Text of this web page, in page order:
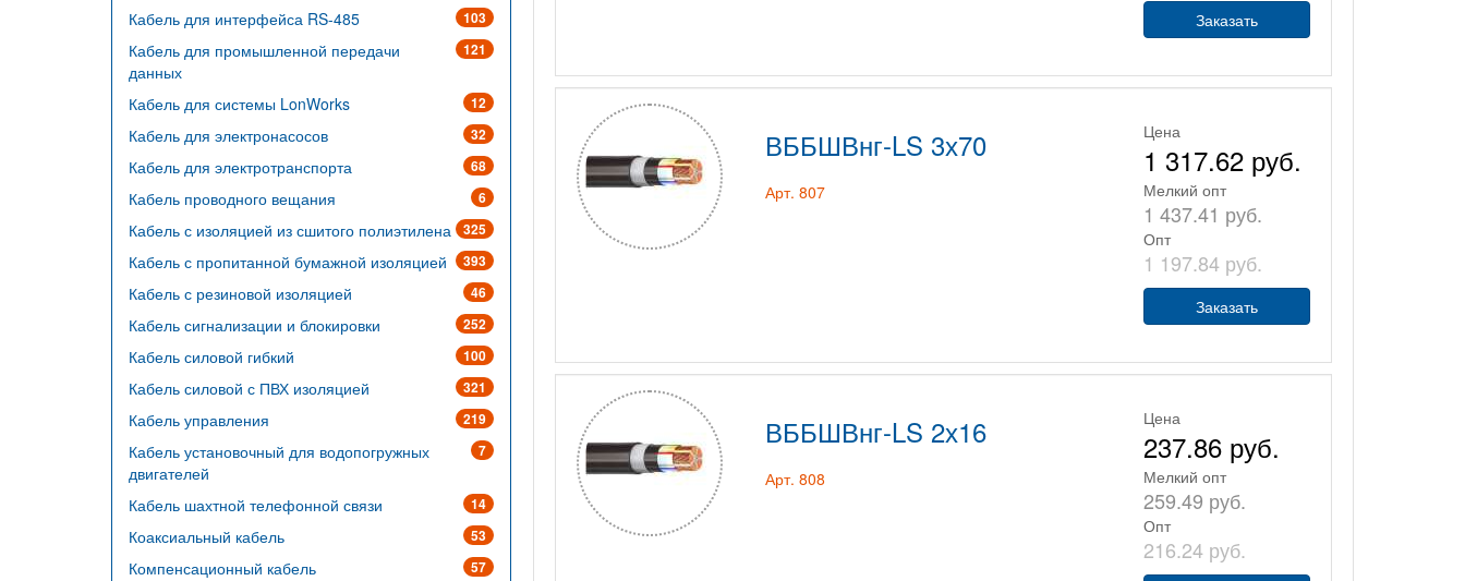
103
Кабель для интерфейса RS-485
121
Кабель для промышленной передачи
данных
12
Кабель для системы LonWorks
32
Кабель для электронасосов
68
Кабель для электротранспорта
6
Кабель проводного вещания
325
Кабель с изоляцией из сшитого полиэтилена
393
Кабель с пропитанной бумажной изоляцией
46
Кабель с резиновой изоляцией
252
Кабель сигнализации и блокировки
100
Кабель силовой гибкий
321
Кабель силовой с ПВХ изоляцией
219
Кабель управления
7
Кабель установочный для водопогружных
двигателей
14
Кабель шахтной телефонной связи
53
Коаксиальный кабель
57
Компенсационный кабель
Заказать
ВББШВнг-LS 3х70
Арт. 807
Цена
1 317.62 руб.
Мелкий опт
1 437.41 руб.
Опт
1 197.84 руб.
Заказать
ВББШВнг-LS 2х16
Арт. 808
Цена
237.86 руб.
Мелкий опт
259.49 руб.
Опт
216.24 руб.